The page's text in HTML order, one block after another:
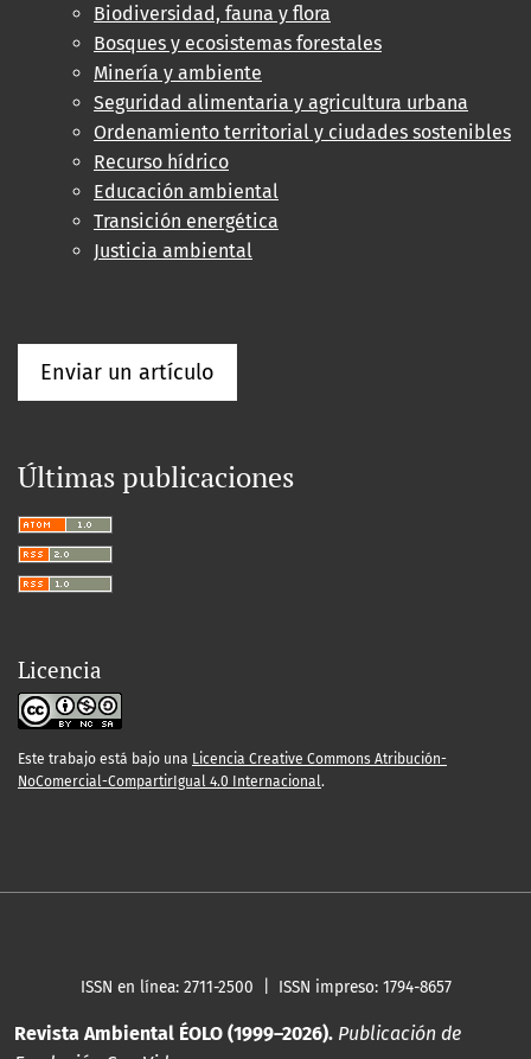
Biodiversidad, fauna y flora
Bosques y ecosistemas forestales
Minería y ambiente
Seguridad alimentaria y agricultura urbana
Ordenamiento territorial y ciudades sostenibles
Recurso hídrico
Educación ambiental
Transición energética
Justicia ambiental
Enviar un artículo
Últimas publicaciones
Licencia
Este trabajo está bajo una Licencia Creative Commons Atribución-
NoComercial-CompartirIgual 4.0 Internacional.
ISSN en línea: 2711-2500 | ISSN impreso: 1794-8657
Revista Ambiental ÉOLO (1999–2026). Publicación de